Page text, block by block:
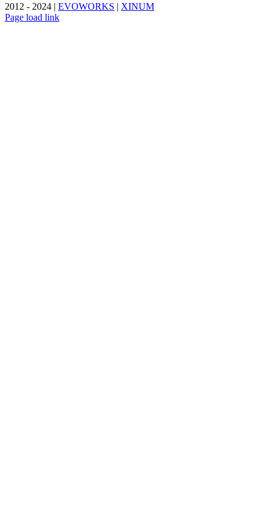
2012 - 2024 | EVOWORKS | XINUM
Page load link